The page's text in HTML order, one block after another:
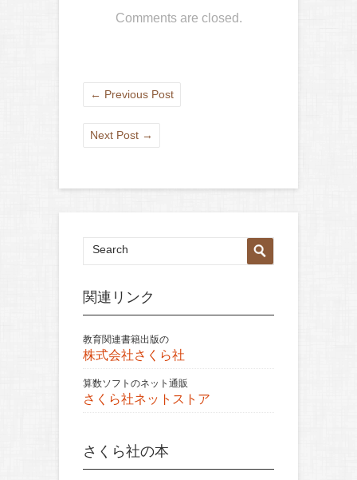
Comments are closed.
← Previous Post
Next Post →
関連リンク
教育関連書籍出版の
株式会社さくら社
算数ソフトのネット通販
さくら社ネットストア
さくら社の本